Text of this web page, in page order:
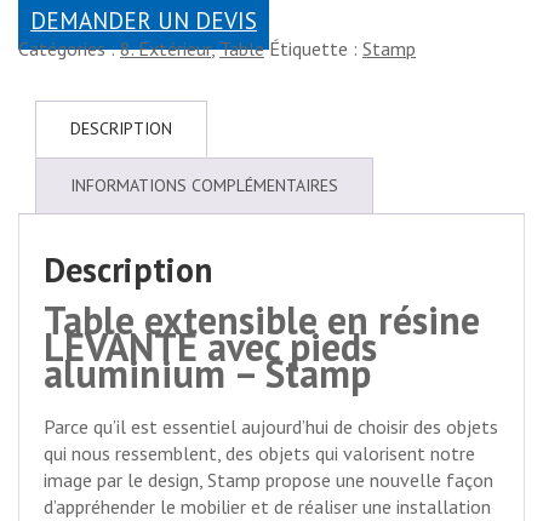
DEMANDER UN DEVIS
Catégories :8. Extérieur,Table Étiquette : Stamp
DESCRIPTION
INFORMATIONS COMPLÉMENTAIRES
Description
Table extensible en résine
LEVANTE avec pieds
aluminium – Stamp
Parce qu’il est essentiel aujourd’hui de choisir des objets
qui nous ressemblent, des objets qui valorisent notre
image par le design, Stamp propose une nouvelle façon
d’appréhender le mobilier et de réaliser une installation